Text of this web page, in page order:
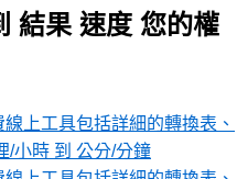
結果 速度 您的權
上工具包括詳細的轉換表、
/小時 到 公分/分鐘